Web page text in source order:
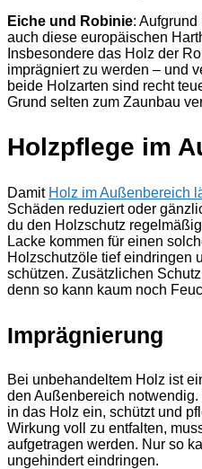
Eiche und Robinie:
auch diese europäischen
Insbesondere das Holz der
imprägniert zu werden – und
beide Holzarten sind recht
Grund selten zum Zaunbau
Holzpflege im
Damit Holz im Außenbereich
Schäden reduziert oder
du den Holzschutz
Lacke kommen für einen
Holzschutzöle tief eindringen
schützen. Zusätzlichen
denn so kann kaum noch
Imprägnierung
Bei unbehandeltem Holz ist
den Außenbereich
in das Holz ein, schützt und
Wirkung voll zu entfalten,
aufgetragen werden. Nur so
ungehindert eindringen.